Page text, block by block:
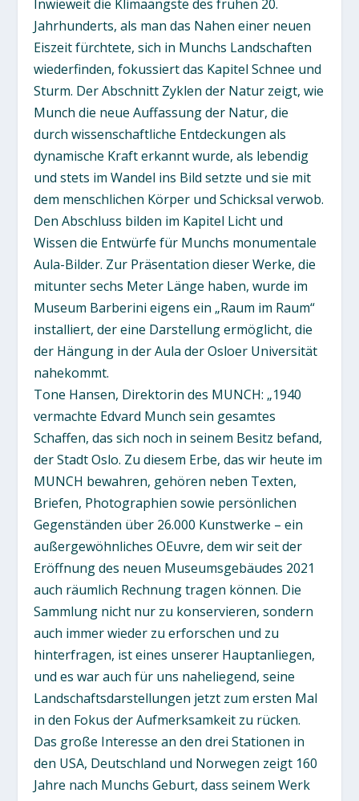
Inwieweit die Klimaängste des frühen 20.
Jahrhunderts, als man das Nahen einer neuen
Eiszeit fürchtete, sich in Munchs Landschaften
wiederfinden, fokussiert das Kapitel Schnee und
Sturm. Der Abschnitt Zyklen der Natur zeigt, wie
Munch die neue Auffassung der Natur, die
durch wissenschaftliche Entdeckungen als
dynamische Kraft erkannt wurde, als lebendig
und stets im Wandel ins Bild setzte und sie mit
dem menschlichen Körper und Schicksal verwob.
Den Abschluss bilden im Kapitel Licht und
Wissen die Entwürfe für Munchs monumentale
Aula-Bilder. Zur Präsentation dieser Werke, die
mitunter sechs Meter Länge haben, wurde im
Museum Barberini eigens ein „Raum im Raum“
installiert, der eine Darstellung ermöglicht, die
der Hängung in der Aula der Osloer Universität
nahekommt.
Tone Hansen, Direktorin des MUNCH: „1940
vermachte Edvard Munch sein gesamtes
Schaffen, das sich noch in seinem Besitz befand,
der Stadt Oslo. Zu diesem Erbe, das wir heute im
MUNCH bewahren, gehören neben Texten,
Briefen, Photographien sowie persönlichen
Gegenständen über 26.000 Kunstwerke – ein
außergewöhnliches OEuvre, dem wir seit der
Eröffnung des neuen Museumsgebäudes 2021
auch räumlich Rechnung tragen können. Die
Sammlung nicht nur zu konservieren, sondern
auch immer wieder zu erforschen und zu
hinterfragen, ist eines unserer Hauptanliegen,
und es war auch für uns naheliegend, seine
Landschaftsdarstellungen jetzt zum ersten Mal
in den Fokus der Aufmerksamkeit zu rücken.
Das große Interesse an den drei Stationen in
den USA, Deutschland und Norwegen zeigt 160
Jahre nach Munchs Geburt, dass seinem Werk